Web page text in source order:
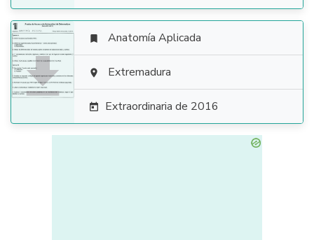

 Anatomía Aplicada
 Extremadura
 Extraordinaria de 2016